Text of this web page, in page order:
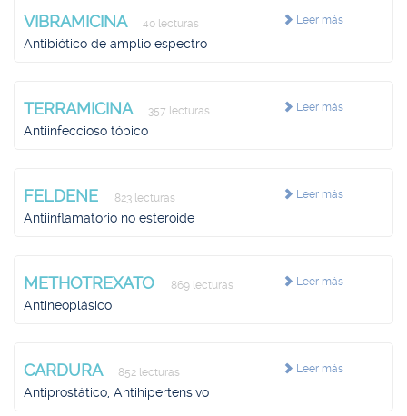
Leer más
VIBRAMICINA 40 lecturas
Antibiótico de amplio espectro
Leer más
TERRAMICINA 357 lecturas
Antiinfeccioso tópico
Leer más
FELDENE 823 lecturas
Antiinflamatorio no esteroide
Leer más
METHOTREXATO 869 lecturas
Antineoplásico
Leer más
CARDURA 852 lecturas
Antiprostático, Antihipertensivo